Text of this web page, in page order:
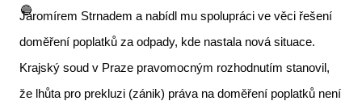
Jaromírem Strnadem a nabídl mu spolupráci ve věci řešení
doměření poplatků za odpady, kde nastala nová situace.
Krajský soud v Praze pravomocným rozhodnutím stanovil,
že lhůta pro prekluzi (zánik) práva na doměření poplatků není